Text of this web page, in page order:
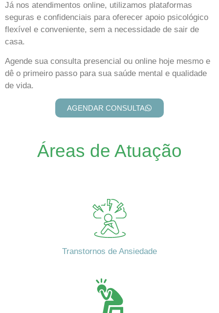
Já nos atendimentos online, utilizamos plataformas
seguras e confidenciais para oferecer apoio psicológico
flexível e conveniente, sem a necessidade de sair de
casa.
Agende sua consulta presencial ou online hoje mesmo e
dê o primeiro passo para sua saúde mental e qualidade
de vida.
AGENDAR CONSULTA
Áreas de Atuação
Transtornos de Ansiedade